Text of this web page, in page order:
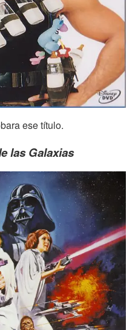
ese título.
las Galaxias